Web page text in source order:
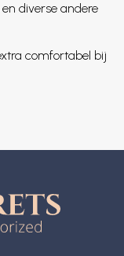
diverse andere
comfortabel bij